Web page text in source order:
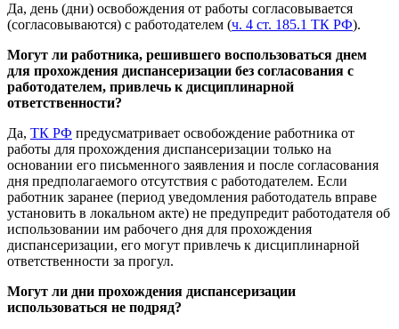
Да, день (дни) освобождения от работы согласовывается
(согласовываются) с работодателем (ч. 4 ст. 185.1 ТК РФ).
Могут ли работника, решившего воспользоваться днем
для прохождения диспансеризации без согласования с
работодателем, привлечь к дисциплинарной
ответственности?
Да, ТК РФ предусматривает освобождение работника от
работы для прохождения диспансеризации только на
основании его письменного заявления и после согласования
дня предполагаемого отсутствия с работодателем. Если
работник заранее (период уведомления работодатель вправе
установить в локальном акте) не предупредит работодателя об
использовании им рабочего дня для прохождения
диспансеризации, его могут привлечь к дисциплинарной
ответственности за прогул.
Могут ли дни прохождения диспансеризации
использоваться не подряд?